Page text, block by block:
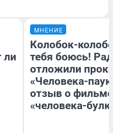
ли
МНЕНИЕ
Колобок-
тебя боюсь!
отложили
«Человека-
отзыв о
«человека-